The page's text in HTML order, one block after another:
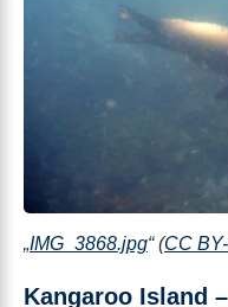
„IMG_3868.jpg“ (CC
Kangaroo Island